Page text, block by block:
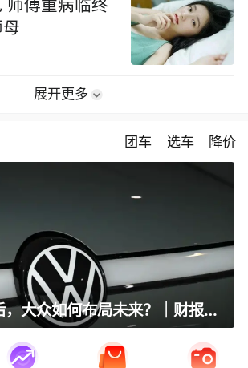
师傅重病临终
展开更多
团车 选车 降价
利润腰斩之后，大众如何布局未来？｜财报全视角